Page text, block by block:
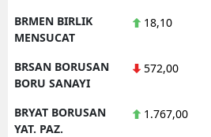
BRMEN BIRLIK
MENSUCAT
18,10
BRSAN BORUSAN
BORU SANAYI
572,00
BRYAT BORUSAN
YAT. PAZ.
1.767,00